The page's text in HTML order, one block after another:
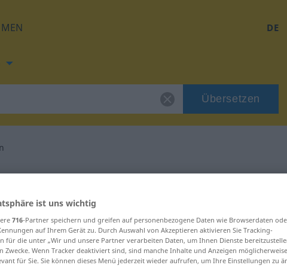
DE
Übersetzen
für "feststellen"
ist uns wichtig
716-Partner speichern und greifen auf personenbezogene Daten wie Browserdaten
auf Ihrem Gerät zu. Durch Auswahl von Akzeptieren aktivieren Sie Tracking-
für die unter „Wir und unsere Partner verarbeiten Daten, um Ihnen Dienste
Zwecke. Wenn Tracker deaktiviert sind, sind manche Inhalte und Anzeigen
für Sie. Sie können dieses Menü jederzeit wieder aufrufen, um Ihre Einstellungen zu